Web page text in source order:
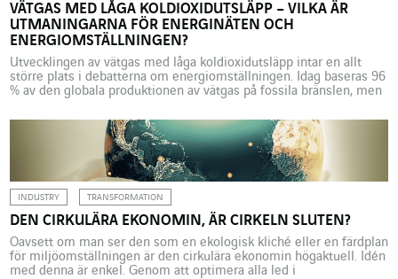
VÄTGAS MED LÅGA KOLDIOXIDUTSLÄPP – VILKA ÄR
UTMANINGARNA FÖR ENERGINÄTEN OCH
ENERGIOMSTÄLLNINGEN?
Utvecklingen av vätgas med låga koldioxidutsläpp intar en allt
större plats i debatterna om energiomställningen. Idag baseras 96
% av den globala produktionen av vätgas på fossila bränslen, men
Europeiska elmixar inriktar sig alltmer på intermittenta förnybara
energikällor, och vätgas studeras som en potentiell
flexibilitetsresurs för […]
INDUSTRY TRANSFORMATION
DEN CIRKULÄRA EKONOMIN, ÄR CIRKELN SLUTEN?
Oavsett om man ser den som en ekologisk kliché eller en färdplan
för miljöomställningen är den cirkulära ekonomin högaktuell. Idén
med denna är enkel. Genom att optimera alla led i